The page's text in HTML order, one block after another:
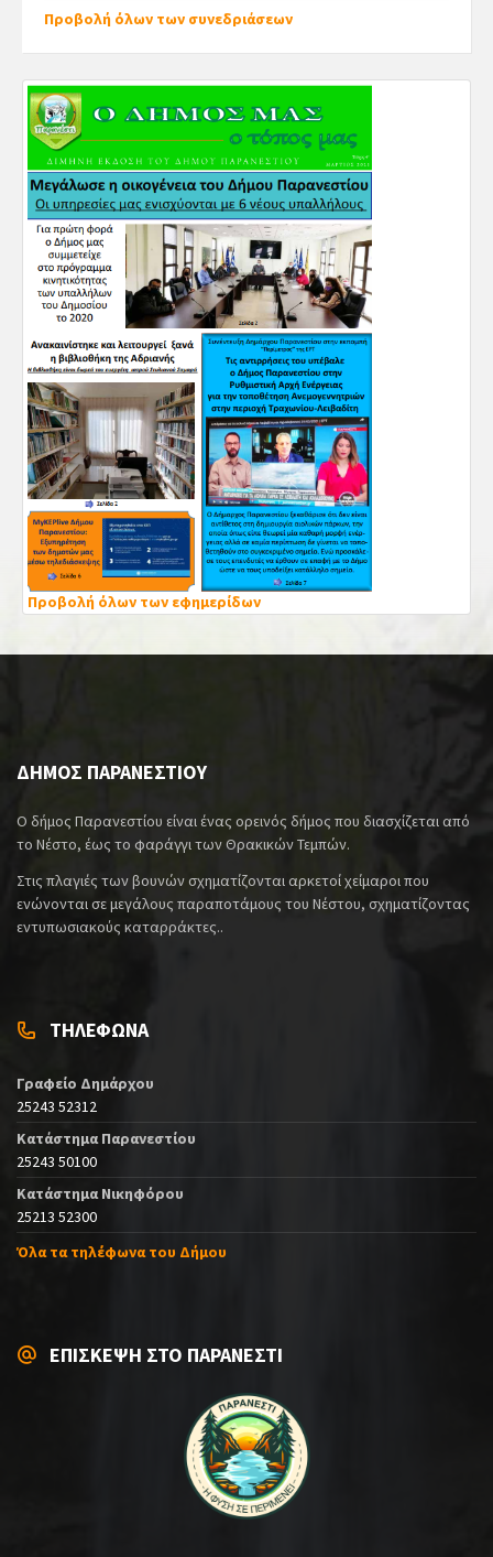
Προβολή όλων των συνεδριάσεων
Προβολή όλων των εφημερίδων
ΔΗΜΟΣ ΠΑΡΑΝΕΣΤΙΟΥ
Ο δήμος Παρανεστίου είναι ένας ορεινός δήμος που διασχίζεται από
το Νέστο, έως το φαράγγι των Θρακικών Τεμπών.
Στις πλαγιές των βουνών σχηματίζονται αρκετοί χείμαροι που
ενώνονται σε μεγάλους παραποτάμους του Νέστου, σχηματίζοντας
εντυπωσιακούς καταρράκτες..
ΤΗΛΕΦΩΝΑ
Γραφείο Δημάρχου
25243 52312
Κατάστημα Παρανεστίου
25243 50100
Κατάστημα Νικηφόρου
25213 52300
Όλα τα τηλέφωνα του Δήμου
ΕΠΙΣΚΕΨΗ ΣΤΟ ΠΑΡΑΝΕΣΤΙ